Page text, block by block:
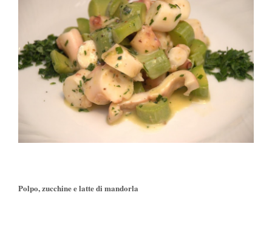
Polpo, zucchine e latte di mandorla